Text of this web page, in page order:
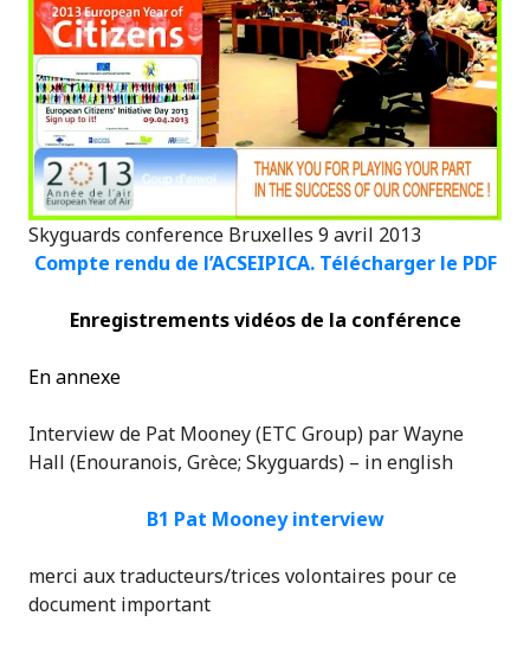
Skyguards conference Bruxelles 9 avril 2013
Compte rendu de l’ACSEIPICA. Téléchargerle PDF
Enregistrements vidéos de la conférence
En annexe
Interview de Pat Mooney (ETC Group) par Wayne
Hall (Enouranois, Grèce; Skyguards) – in english
B1 Pat Mooney interview
merci aux traducteurs/trices volontaires pour ce
document important